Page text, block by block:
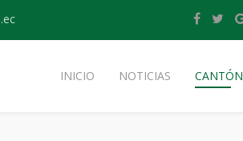
INICIO NOTICIAS CANTÓN